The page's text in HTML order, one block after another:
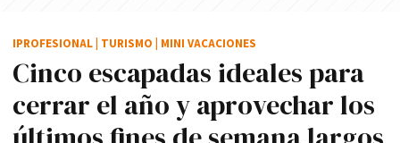
Cinco escapadas ideales para
cerrar el año y aprovechar los
IPROFESIONAL TURISMO MINI VACACIONES